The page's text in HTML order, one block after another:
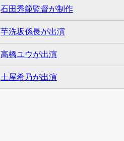
石田秀範監督が制作
芋洗坂係長が出演
高橋ユウが出演
土屋希乃が出演